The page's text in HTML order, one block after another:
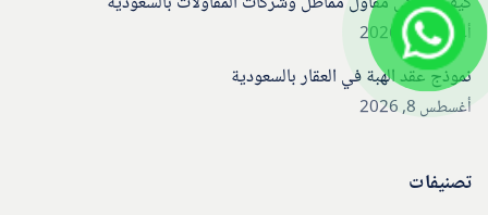
أغسطس 8, 2026
نموذج عقد الهبة في العقار بالسعودية
أغسطس 8, 2026
تصنيفات